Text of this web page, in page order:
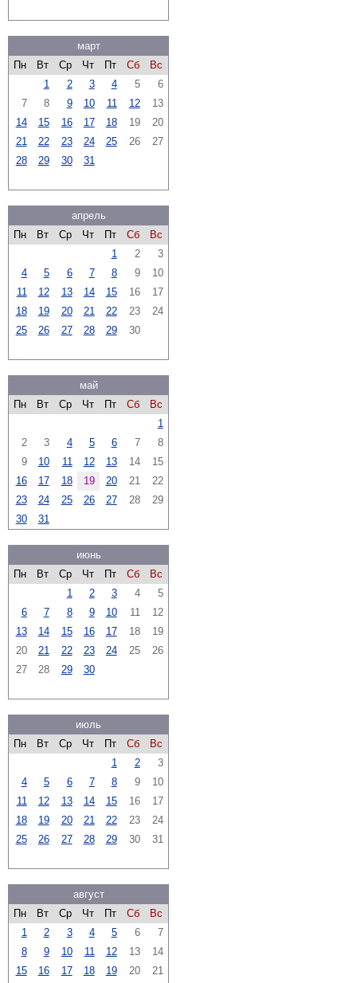
март
Пн
Вт Ср Чт Пт Сб
Вс
1
2 3 4 5
6
7
8 9 10 11 12
13
14
15 16 17 18 19
20
21
22 23 24 25 26
27
28
29 30 31
апрель
Пн
Вт Ср Чт Пт Сб
Вс
1
2
3
4
5 6 7 8 9
10
11
12 13 14 15 16
17
18
19 20 21 22 23
24
25
26 27 28 29 30
май
Пн
Вт Ср Чт Пт Сб
Вс
1
2
3 4 5 6 7
8
9
10 11 12 13 14
15
16
17 18 19 20 21
22
23
24 25 26 27 28
29
30
31
июнь
Пн
Вт Ср Чт Пт Сб
Вс
1
2 3 4
5
6
7 8 9 10 11
12
13
14 15 16 17 18
19
20
21 22 23 24 25
26
27
28 29 30
июль
Пн
Вт Ср Чт Пт Сб
Вс
1
2
3
4
5 6 7 8 9
10
11
12 13 14 15 16
17
18
19 20 21 22 23
24
25
26 27 28 29 30 31
август
Пн
Вт Ср Чт Пт Сб
Вс
1
2 3 4 5 6
7
8
9 10 11 12 13
14
15
16 17 18 19 20
21